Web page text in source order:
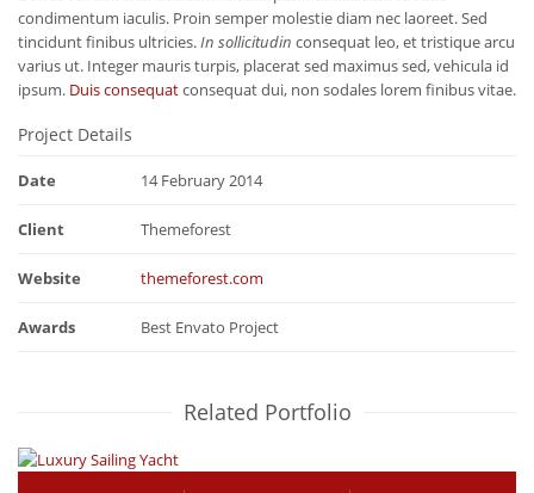
condimentum iaculis. Proin semper molestie diam nec laoreet. Sed
tincidunt finibus ultricies.In sollicitudin consequat leo, et tristique arcu
varius ut. Integer mauris turpis, placerat sed maximus sed, vehicula id
ipsum. Duis consequatconsequat dui, non sodales lorem finibus vitae.
Project Details
Date 14 February 2014
Client Themeforest
Website themeforest.com
Awards Best Envato Project
Related Portfolio